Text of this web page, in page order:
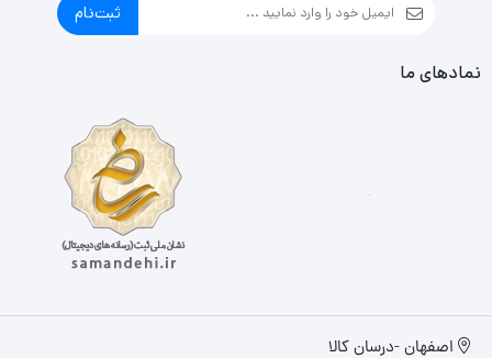
ثبت‌نام
نمادهای ما
اصفهان -درسان کالا